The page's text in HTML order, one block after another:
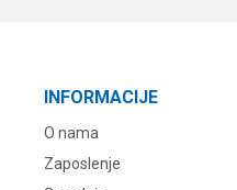
INFORMACIJE
O nama
Zaposlenje